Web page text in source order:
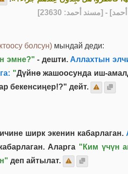
- [مسند أحمد: 23630]
болсун) мындай деди:
эмне?" - дешти.Аллахтын
"Дүйнө жашоосунда иш-
бекенсиңер!?" дейт.
ширк экенин кабарлаган.
Аларга "Ким үчүн
деп айтылат.